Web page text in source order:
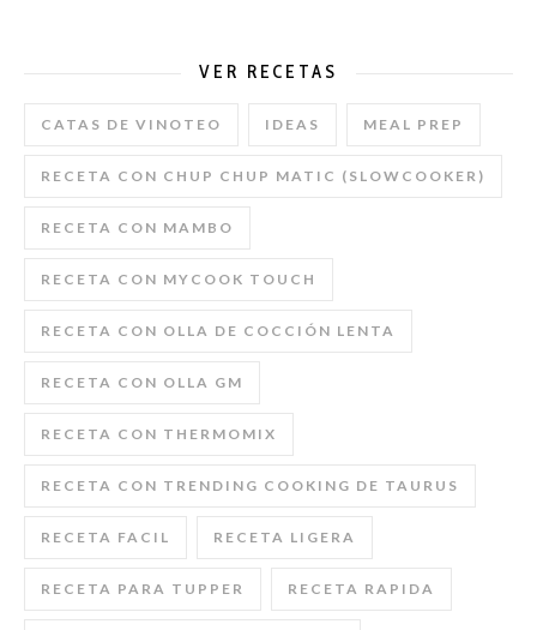
VER RECETAS
CATAS DE VINOTEO IDEAS MEAL PREP
RECETA CON CHUP CHUP MATIC (SLOWCOOKER)
RECETA CON MAMBO
RECETA CON MYCOOK TOUCH
RECETA CON OLLA DE COCCIÓN LENTA
RECETA CON OLLA GM
RECETA CON THERMOMIX
RECETA CON TRENDING COOKING DE TAURUS
RECETA FACIL RECETA LIGERA
RECETA PARA TUPPER RECETA RAPIDA